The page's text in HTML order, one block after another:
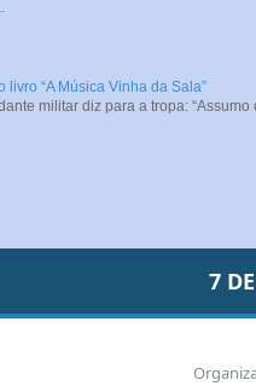
livro “A Música Vinha da Sala”
militar diz para a tropa:
7